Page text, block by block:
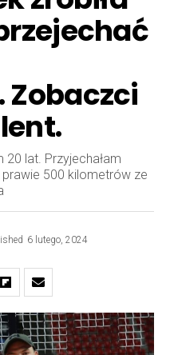
Zobaczci
lat. Przyjechałam
500 kilometrów ze
6 lutego, 2024